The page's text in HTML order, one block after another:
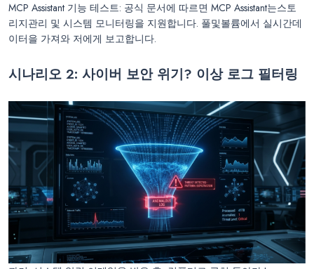
MCP Assistant 기능 테스트: 공식 문서에 따르면 MCP Assistant는스토
리지관리 및 시스템 모니터링을 지원합니다. 풀및볼륨에서 실시간데
이터을 가져와 저에게 보고합니다.
시나리오 2: 사이버 보안 위기? 이상 로그 필터링